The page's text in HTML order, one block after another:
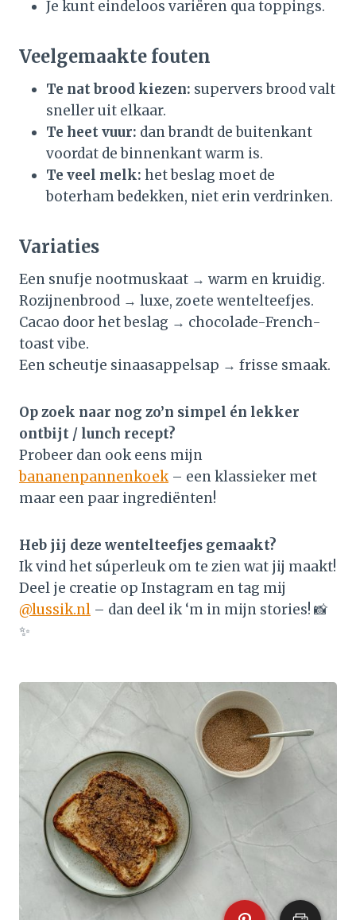
Je kunt eindeloos variëren qua toppings.
Veelgemaakte fouten
Te nat brood kiezen: supervers brood valt
sneller uit elkaar.
Te heet vuur: dan brandt de buitenkant
voordat de binnenkant warm is.
Te veel melk: het beslag moet de
boterham bedekken, niet erin verdrinken.
Variaties
Een snufje nootmuskaat → warm en kruidig.
Rozijnenbrood → luxe, zoete wentelteefjes.
Cacao door het beslag → chocolade-French-
toast vibe.
Een scheutje sinaasappelsap → frisse smaak.
Op zoek naar nog zo’n simpel én lekker
ontbijt / lunch recept?
Probeer dan ook eens mijn
bananenpannenkoek– een klassieker met
maar een paar ingrediënten!
Heb jij deze wentelteefjes gemaakt?
Ik vind het súperleuk om te zien wat jij maakt!
Deel je creatie op Instagram en tag mij
@lussik.nl – dan deel ik ‘m in mijn stories! 📸
✨